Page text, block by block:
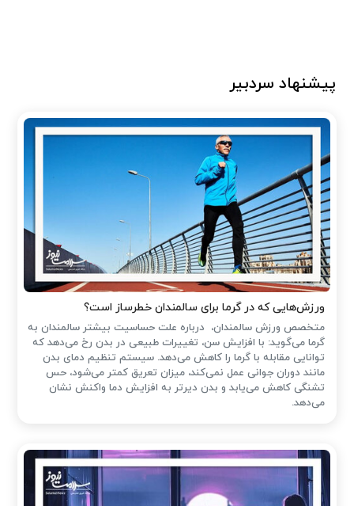
پیشنهاد سردبیر
ورزش‌هایی که در گرما برای سالمندان خطرساز است؟
متخصص ورزش سالمندان، درباره علت حساسیت بیشتر سالمندان به
گرما می‌گوید: با افزایش سن، تغییرات طبیعی در بدن رخ می‌دهد که
توانایی مقابله با گرما را کاهش می‌دهد. سیستم تنظیم دمای بدن
مانند دوران جوانی عمل نمی‌کند، میزان تعریق کمتر می‌شود، حس
تشنگی کاهش می‌یابد و بدن دیرتر به افزایش دما واکنش نشان
می‌دهد.